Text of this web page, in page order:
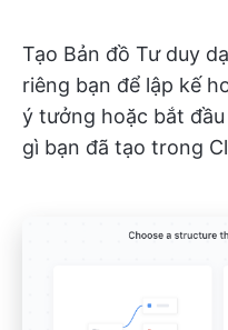
Tạo Bản đồ Tư duy
riêng bạn để lập kế
ý tưởng hoặc bắt
gì bạn đã tạo trong